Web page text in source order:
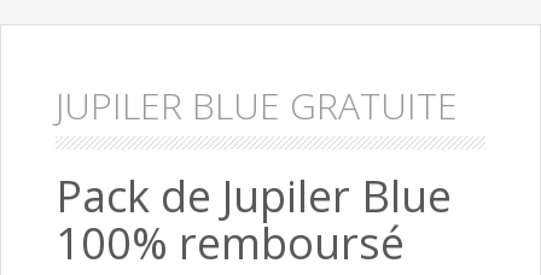
JUPILER BLUE GRATUITE
Pack de Jupiler Blue
100% remboursé